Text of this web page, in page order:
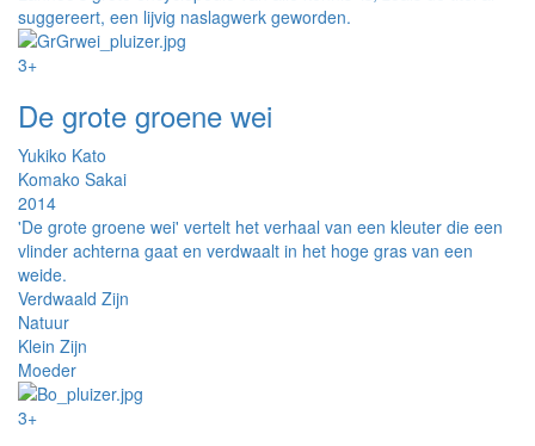
suggereert, een lijvig naslagwerk geworden.
3+
De grote groene wei
Yukiko Kato
Komako Sakai
2014
'De grote groene wei' vertelt het verhaal van een kleuter die een
vlinder achterna gaat en verdwaalt in het hoge gras van een
weide.
Verdwaald Zijn
Natuur
Klein Zijn
Moeder
3+